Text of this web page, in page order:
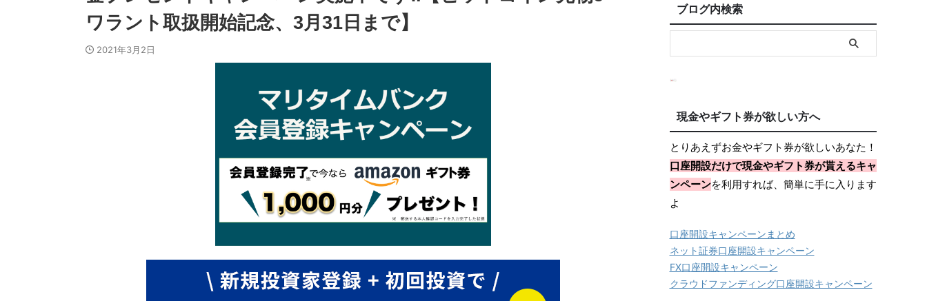
ワラント取扱開始記念、3月31日まで】
2021年3月2日
ブログ内検索
現金やギフト券が欲しい方へ
とりあえずお金やギフト券が欲しいあなた！
口座開設だけで現金やギフト券が貰えるキャ
ンペーンを利用すれば、簡単に手に入ります
よ
口座開設キャンペーンまとめ
ネット証券口座開設キャンペーン
FX口座開設キャンペーン
クラウドファンディング口座開設キャンペーン